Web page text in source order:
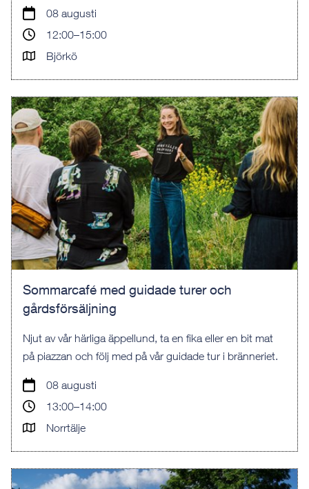
08 augusti
12:00–15:00
Björkö
Sommarcafé med guidade turer och
gårdsförsäljning
Njut av vår härliga äppellund, ta en fika eller en bit mat
på piazzan och följ med på vår guidade tur i bränneriet.
08 augusti
13:00–14:00
Norrtälje